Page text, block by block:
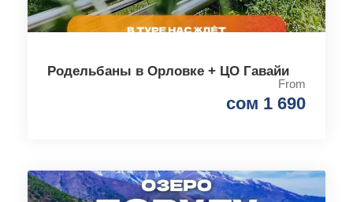
Родельбаны в Орловке + ЦО Гавайи
From
сом 1 690